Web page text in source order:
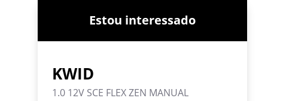
Estou interessado
KWID
1.0 12V SCE FLEX ZEN MANUAL